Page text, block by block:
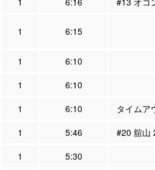
1 6:15
1
6:10
1
6:10
1
6:10
タイムア
1
5:46 #20 舘山
1
5:30